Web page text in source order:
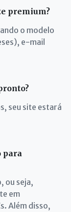
premium?
o modelo
e-mail
seu site estará
para
ou seja,
em
Além disso,